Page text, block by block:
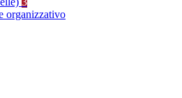
organizzativo